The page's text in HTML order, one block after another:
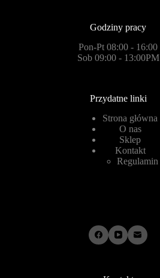
Godziny pracy
Pon-Pt 08:00 - 16:00
Sob 09:00 - 13:00PM
Przydatne linki
Strona główna
O nas
Sklep
Kontakt
Regulamin